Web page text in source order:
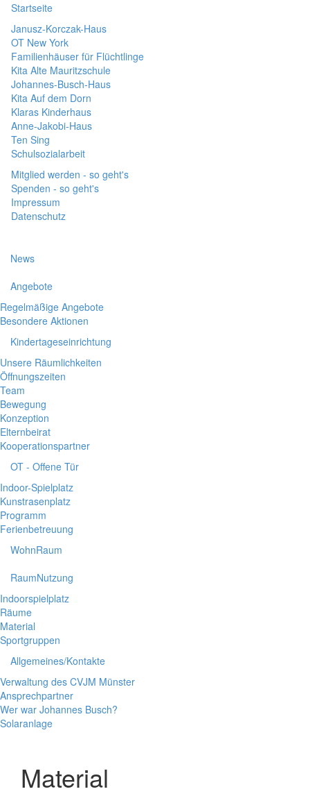
Startseite
Janusz-Korczak-Haus
OT New York
Familienhäuser für Flüchtlinge
Kita Alte Mauritzschule
Johannes-Busch-Haus
Kita Auf dem Dorn
Klaras Kinderhaus
Anne-Jakobi-Haus
Ten Sing
Schulsozialarbeit
Mitglied werden - so geht's
Spenden - so geht's
Impressum
Datenschutz
News
Angebote
Regelmäßige Angebote
Besondere Aktionen
Kindertageseinrichtung
Unsere Räumlichkeiten
Öffnungszeiten
Team
Bewegung
Konzeption
Elternbeirat
Kooperationspartner
OT - Offene Tür
Indoor-Spielplatz
Kunstrasenplatz
Programm
Ferienbetreuung
WohnRaum
RaumNutzung
Indoorspielplatz
Räume
Material
Sportgruppen
Allgemeines/Kontakte
Verwaltung des CVJM Münster
Ansprechpartner
Wer war Johannes Busch?
Solaranlage
Material